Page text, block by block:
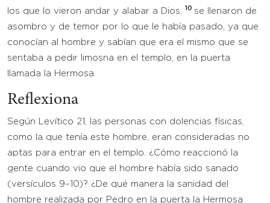
los que lo vieron andar y alabar a Dios,
10 se llenaron de
asombro y de temor por lo que le había pasado, ya que
conocían al hombre y sabían que era el mismo que se
sentaba a pedir limosna en el templo, en la puerta
llamada la Hermosa.
Reflexiona
Según Levítico 21, las personas con dolencias físicas,
como la que tenía este hombre, eran consideradas no
aptas para entrar en el templo. ¿Cómo reaccionó la
gente cuando vio que el hombre había sido sanado
(versículos 9–10)? ¿De qué manera la sanidad del
hombre realizada por Pedro en la puerta la Hermosa